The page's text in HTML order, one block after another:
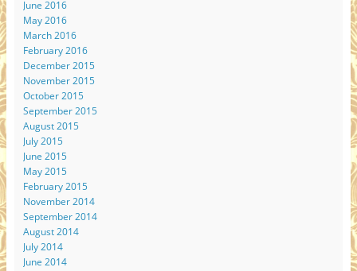
June 2016
May 2016
March 2016
February 2016
December 2015
November 2015
October 2015
September 2015
August 2015
July 2015
June 2015
May 2015
February 2015
November 2014
September 2014
August 2014
July 2014
June 2014